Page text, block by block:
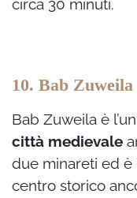
circa 30 minuti.
10. Bab Zuweila
Bab Zuweila è
città medievale
due minareti ed è
centro storico